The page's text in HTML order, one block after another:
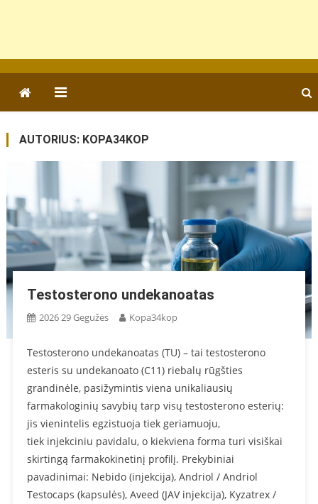
AUTORIUS: KOPA34KOP
Testosterono undekanoatas
2026 29 Gegužės Kopa34kop
Testosterono undekanoatas (TU) – tai testosterono
esteris su undekanoato (C11) riebalų rūgšties
grandinėle, pasižymintis viena unikaliausių
farmakologinių savybių tarp visų testosterono esterių:
jis vienintelis egzistuoja tiek geriamuoju,
tiek injekciniu pavidalu, o kiekviena forma turi visiškai
skirtingą farmakokinetinį profilį. Prekybiniai
pavadinimai: Nebido (injekcija), Andriol / Andriol
Testocaps (kapsulės), Aveed (JAV injekcija), Kyzatrex /